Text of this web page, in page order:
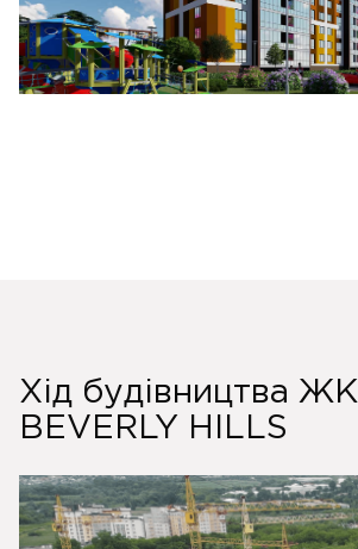
Хід будівництва ЖК
BEVERLY HILLS